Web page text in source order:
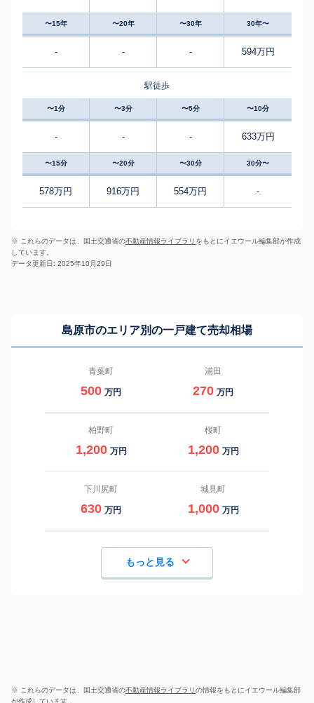
〜15年 〜20年 〜30年 30年〜
- - - 594万円
駅徒歩
〜1分 〜3分 〜5分 〜10分
- - - 633万円
〜15分 〜20分 〜30分 30分〜
578万円 916万円 554万円 -
※ これらのデータは、国土交通省の不動産情報ライブラリ をもとにイエウール編集部が作成
しています。
データ更新日: 2025年10月29日
島原市のエリア別の一戸建て売却相場
青葉町
500 万円
浦田
270 万円
柏野町
1,200 万円
桜町
1,200 万円
下川尻町
630 万円
城見町
1,000 万円
もっと見る
※ これらのデータは、国土交通省の不動産情報ライブラリの情報をもとにイエウール編集部
が作成しています。